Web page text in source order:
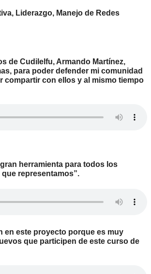
Liderazgo, Manejo de Redes
de Cudilelfu, Armando Martínez,
para poder defender mi comunidad
compartir con ellos y al mismo tiempo
herramienta para todos los
representamos”.
en este proyecto porque es muy
que participen de este curso de